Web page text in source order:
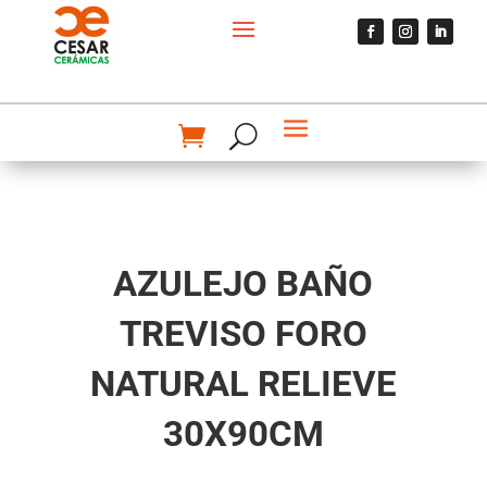
AZULEJO BAÑO
TREVISO FORO
NATURAL RELIEVE
30X90CM